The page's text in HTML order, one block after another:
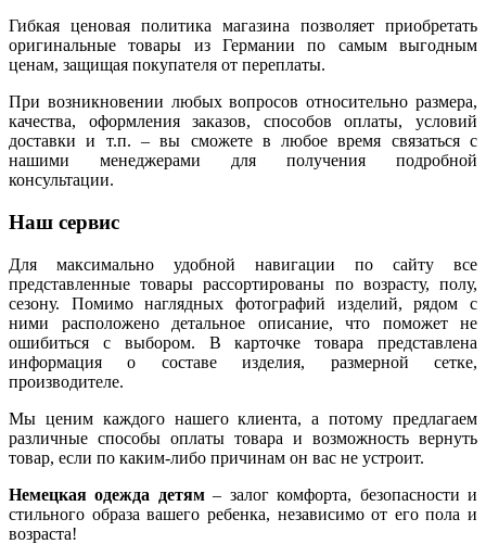
Гибкая ценовая политика магазина позволяет приобретать
оригинальные товары из Германии по самым выгодным
ценам, защищая покупателя от переплаты.
При возникновении любых вопросов относительно размера,
качества, оформления заказов, способов оплаты, условий
доставки и т.п. – вы сможете в любое время связаться с
нашими менеджерами для получения подробной
консультации.
Наш сервис
Для максимально удобной навигации по сайту все
представленные товары рассортированы по возрасту, полу,
сезону. Помимо наглядных фотографий изделий, рядом с
ними расположено детальное описание, что поможет не
ошибиться с выбором. В карточке товара представлена
информация о составе изделия, размерной сетке,
производителе.
Мы ценим каждого нашего клиента, а потому предлагаем
различные способы оплаты товара и возможность вернуть
товар, если по каким-либо причинам он вас не устроит.
Немецкая одежда детям– залог комфорта, безопасности и
стильного образа вашего ребенка, независимо от его пола и
возраста!